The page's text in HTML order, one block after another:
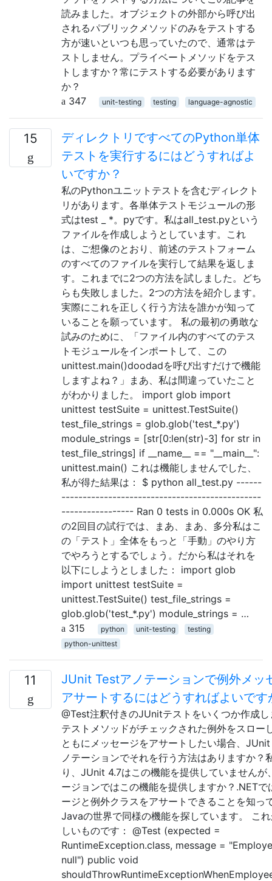
読みました。オブジェクトの外部から呼び出
されるパブリックメソッドのみをテストする
方が速いといつも思っていたので、通常はテ
ストしません。プライベートメソッドをテス
トしますか？常にテストする必要があります
か？
347
unit-testing testing language-agnostic
15
ディレクトリですべてのPython単体
テストを実行するにはどうすればよ
いですか？
私のPythonユニットテストを含むディレクト
リがあります。各単体テストモジュールの形
式はtest _ *。pyです。私はall_test.pyという
ファイルを作成しようとしています。これ
は、ご想像のとおり、前述のテストフォーム
のすべてのファイルを実行して結果を返しま
す。これまでに2つの方法を試しました。どち
らも失敗しました。2つの方法を紹介します。
実際にこれを正しく行う方法を誰かが知って
いることを願っています。 私の最初の勇敢な
試みのために、「ファイル内のすべてのテス
トモジュールをインポートして、この
unittest.main()doodadを呼び出すだけで機能
しますよね？」まあ、私は間違っていたこと
がわかりました。 import glob import
unittest testSuite = unittest.TestSuite()
test_file_strings = glob.glob('test_*.py')
module_strings = [str[0:len(str)-3] for str in
test_file_strings] if __name__ == "__main__":
unittest.main() これは機能しませんでした、
私が得た結果は： $ python all_test.py ------
-----------------------------------------------
----------------- Ran 0 tests in 0.000s OK 私
の2回目の試行では、まあ、まあ、多分私はこ
の「テスト」全体をもっと「手動」のやり方
でやろうとするでしょう。だから私はそれを
以下にしようとしました： import glob
import unittest testSuite =
unittest.TestSuite() test_file_strings =
glob.glob('test_*.py') module_strings = …
315
python unit-testing
testing
python-unittest
11
JUnit Testアノテーションで例外メッ
アサートするにはどうすればよいです
@Test注釈付きのJUnitテストをいくつか作成
テストメソッドがチェックされた例外をスロー
ともにメッセージをアサートしたい場合、
ノテーションでそれを行う方法はありますか？
り、JUnit 4.7はこの機能を提供していませんが
ージョンではこの機能を提供しますか？.NETで
ージと例外クラスをアサートできることを知っ
Javaの世界で同様の機能を探しています。 こ
しいものです： @Test (expected =
RuntimeException.class, message =
null") public void